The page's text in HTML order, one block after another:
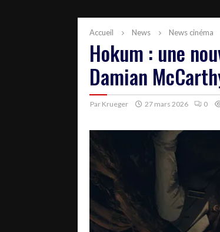
Accueil News News cinéma
Hokum : une
Damian
Par Krueger 27 mars 2026 0